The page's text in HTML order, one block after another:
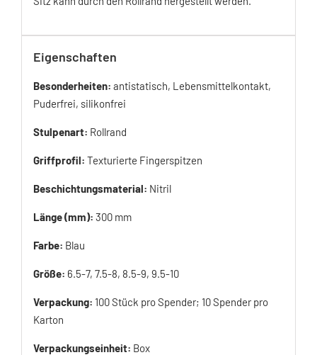
Eigenschaften
Besonderheiten: antistatisch, Lebensmittelkontakt,
Puderfrei, silikonfrei
Stulpenart: Rollrand
Griffprofil: Texturierte Fingerspitzen
Beschichtungsmaterial: Nitril
Länge (mm): 300 mm
Farbe: Blau
Größe: 6.5-7, 7.5-8, 8.5-9, 9.5-10
Verpackung: 100 Stück pro Spender; 10 Spender pro
Karton
Verpackungseinheit: Box